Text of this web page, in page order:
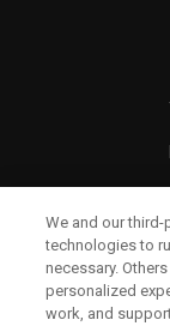
We and our
technologies to
necessary.
personalized
work, and